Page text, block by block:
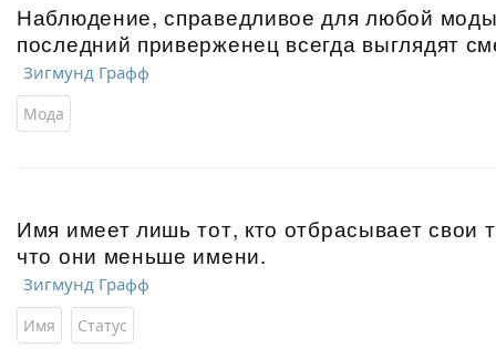
Наблюдение, справедливое для любой
последний приверженец всегда выглядят
Зигмунд Графф
Мода
Имя имеет лишь тот, кто отбрасывает свои
что они меньше имени.
Зигмунд Графф
Имя Статус